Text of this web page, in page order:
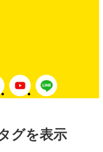
グを表示